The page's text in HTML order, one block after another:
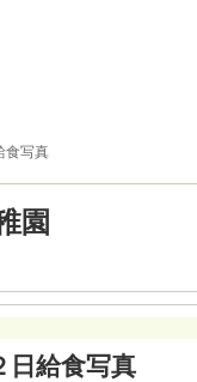
食写真
園
日給食写真